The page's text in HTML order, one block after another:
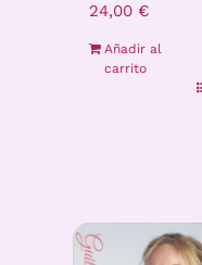
24,00 €
Añadir al
carrito